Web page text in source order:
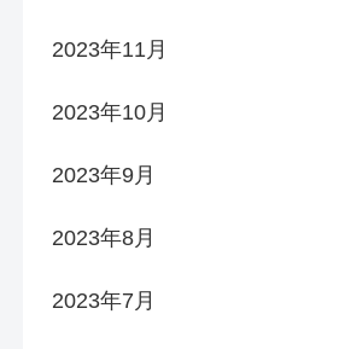
2023年11月
2023年10月
2023年9月
2023年8月
2023年7月